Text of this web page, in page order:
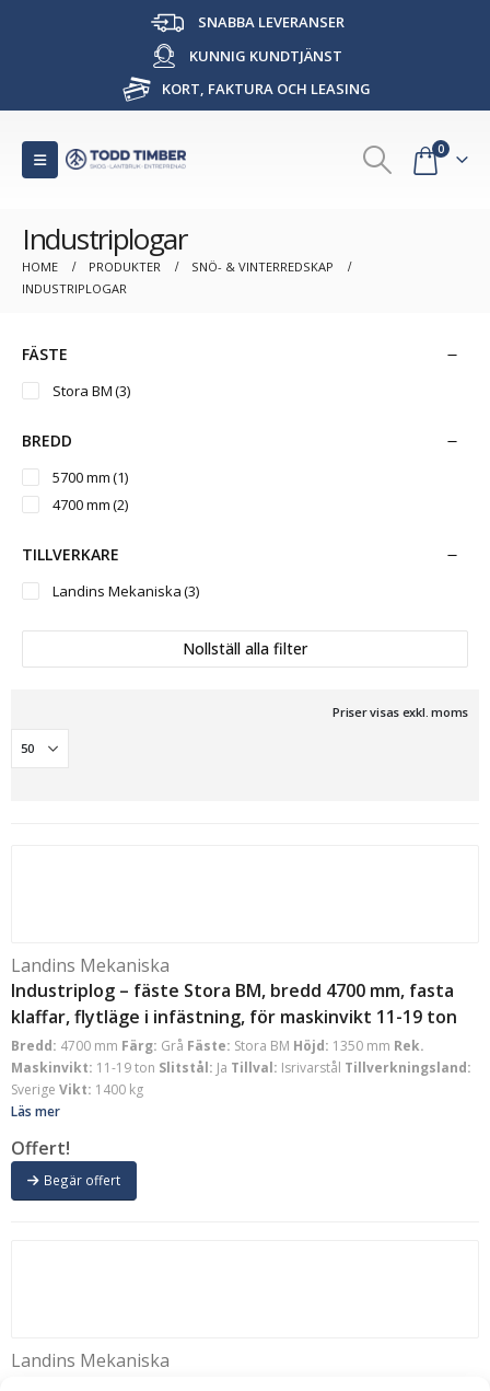
SNABBA LEVERANSER
KUNNIG KUNDTJÄNST
KORT, FAKTURA OCH LEASING
0
Industriplogar
HOME PRODUKTER
SNÖ- & VINTERREDSKAP
INDUSTRIPLOGAR
FÄSTE
Stora BM(3)
BREDD
5700 mm(1)
4700 mm(2)
TILLVERKARE
Landins Mekaniska(3)
Nollställ alla filter
Priser visas exkl. moms
Landins Mekaniska
Industriplog – fäste Stora BM, bredd 4700 mm, fasta
klaffar, flytläge i infästning, för maskinvikt 11-19 ton
Bredd: 4700 mm Färg: Grå Fäste: Stora BM Höjd: 1350 mm Rek.
Maskinvikt: 11-19 ton Slitstål: Ja Tillval: Isrivarstål Tillverkningsland:
Sverige Vikt: 1400 kg
Läs mer
Offert!
Begär offert
Landins Mekaniska